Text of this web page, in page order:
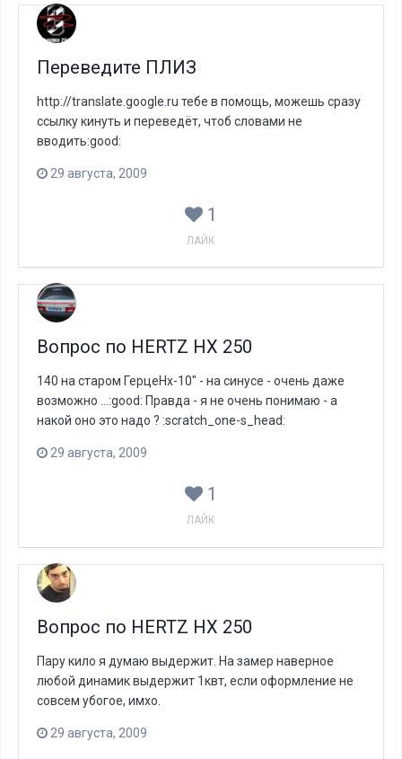
Переведите ПЛИЗ
http://translate.google.ru тебе в помощь, можешь сразу
ссылку кинуть и переведёт, чтоб словами не
вводить:good:
29 августа, 2009
1
ЛАЙК
Вопрос по HERTZ HX 250
140 на старом ГерцеНх-10" - на синусе - очень даже
возможно ...:good: Правда - я не очень понимаю - а
накой оно это надо ? :scratch_one-s_head:
29 августа, 2009
1
ЛАЙК
Вопрос по HERTZ HX 250
Пару кило я думаю выдержит. На замер наверное
любой динамик выдержит 1квт, если оформление не
совсем убогое, имхо.
29 августа, 2009